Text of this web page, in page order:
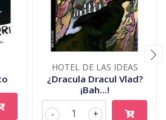
HOTEL DE LAS IDEAS
¿Dracula Dracul Vlad?
¡Bah...!
+
-